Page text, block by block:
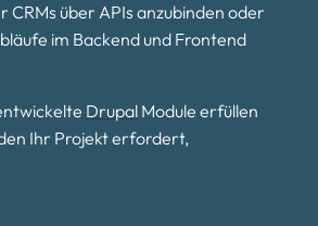
CRMs über APIs anzubinden oder
im Backend und Frontend
Drupal Module erfüllen
Ihr Projekt erfordert,